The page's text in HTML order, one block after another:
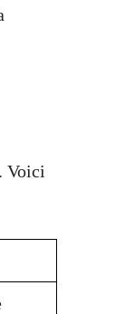
Voici